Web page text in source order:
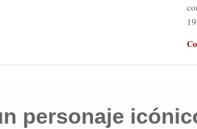
personaje